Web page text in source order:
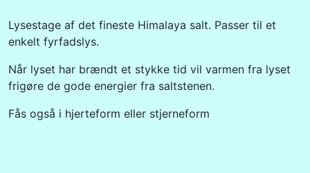
Lysestage af det fineste Himalaya salt. Passer til et
enkelt fyrfadslys.
Når lyset har brændt et stykke tid vil varmen fra lyset
frigøre de gode energier fra saltstenen.
Fås også i hjerteform eller stjerneform